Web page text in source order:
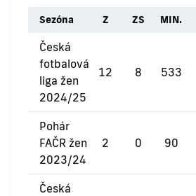
Sezóna Z ZS MIN.
Česká
fotbalová
liga žen
2024/25
12 8 533
Pohár
FAČR žen
2023/24
2 0 90
Česká